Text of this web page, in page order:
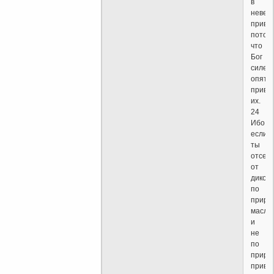
в
что
Бог
силен
опять
их.
24
Ибо
если
ты
от
дикой
по
и
не
по